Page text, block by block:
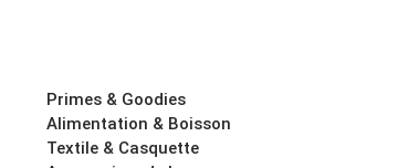
Primes & Goodies
Alimentation & Boisson
Textile & Casquette